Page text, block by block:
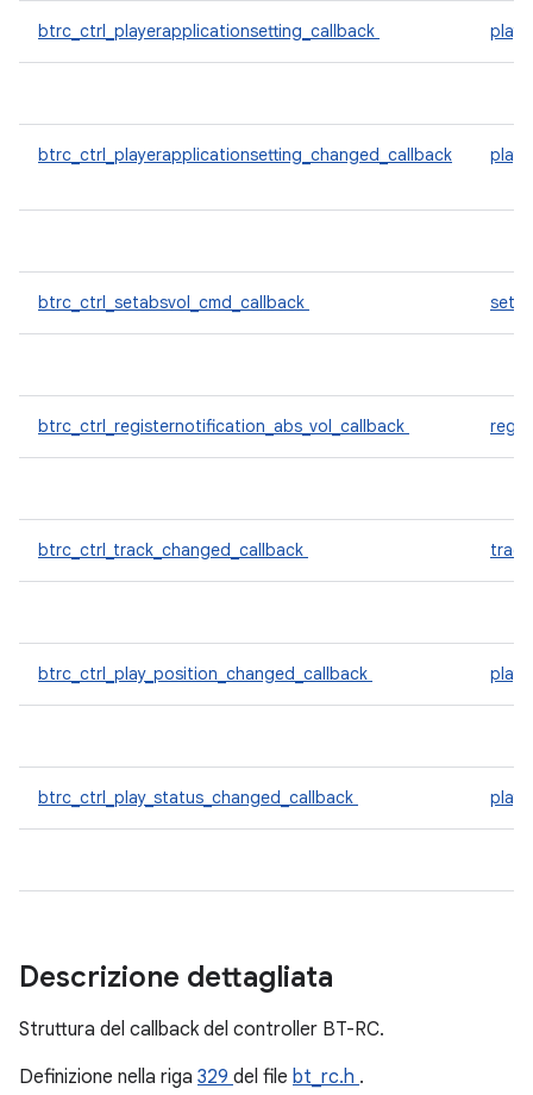
btrc_ctrl_playerapplicationsetting_callback
btrc_ctrl_playerapplicationsetting_changed_callback
btrc_ctrl_setabsvol_cmd_callback
btrc_ctrl_registernotification_abs_vol_callback
btrc_ctrl_track_changed_callback
btrc_ctrl_play_position_changed_callback
btrc_ctrl_play_status_changed_callback
Descrizione dettagliata
Struttura del callback del controller BT-RC.
Definizione nella riga 329 del file bt_rc.h .